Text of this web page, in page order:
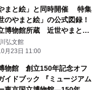
まと絵」と同時開催 特集
のやまと絵」の公式図録！
博物館所蔵 近世やまと絵
絵画の名品―』 2023年10
弘文館
月23日 11:00
物館 創立150年記念オフ
イドブック 『ミュージアム